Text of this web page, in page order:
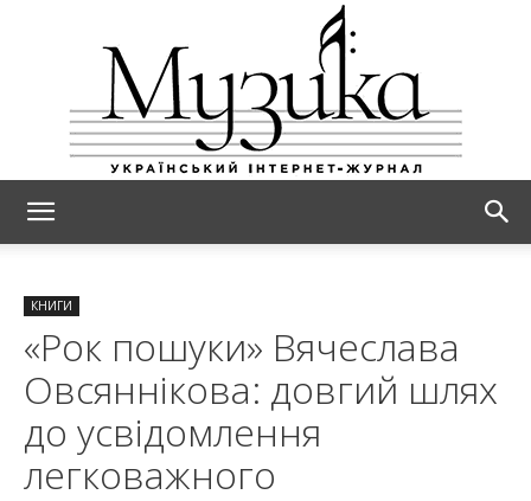
КНИГИ
«Рок пошуки» Вячеслава
Овсяннікова: довгий шлях
до усвідомлення
легковажного